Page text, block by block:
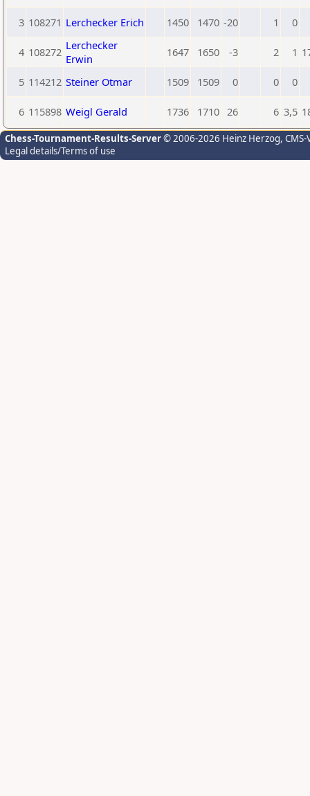
3 108271 Lerchecker Erich 1450 1470 -20 1 0
4 108272 Lerchecker
Erwin
1647 1650 -3 2 1
5 114212 Steiner Otmar 1509 1509 0 0 0
6 115898 Weigl Gerald 1736 1710 26 6 3,5
Chess-Tournament-Results-Server© 2006-2026 Heinz Herzog,
Legal details/Terms of use